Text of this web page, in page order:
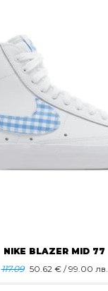
NIKE BLAZER MID 77
117.09 50.62€ / 99.00 лв.